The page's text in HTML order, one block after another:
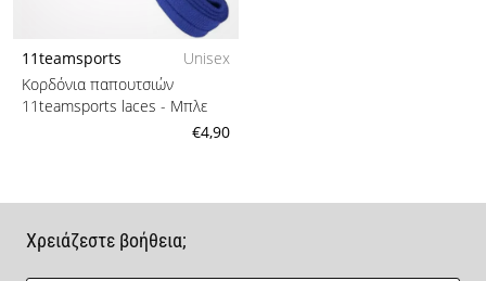
11teamsports
Unisex
Κορδόνια παπουτσιών
11teamsports laces - Μπλε
€4,90
Χρειάζεστε βοήθεια;